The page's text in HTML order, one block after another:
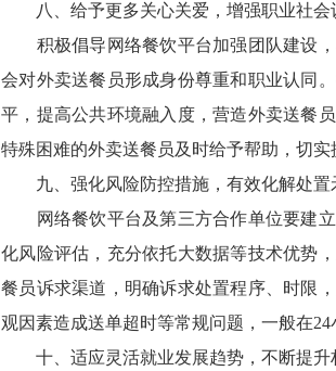
八、给予更多关心关爱，增强职业社会
积极倡导网络餐饮平台加强团队建设，
会对外卖送餐员形成身份尊重和职业认同
平，提高公共环境融入度，营造外卖送餐
特殊困难的外卖送餐员及时给予帮助，切实
九、强化风险防控措施，有效化解处置
网络餐饮平台及第三方合作单位要建立
化风险评估，充分依托大数据等技术优势
餐员诉求渠道，明确诉求处置程序、时限
观因素造成送单超时等常规问题，一般在
十、适应灵活就业发展趋势，不断提升